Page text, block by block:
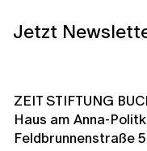
Jetzt
ZEIT STIFTUNG
Haus am Anna-
Feldbrunnenstraße